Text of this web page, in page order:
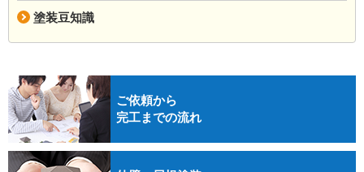
塗装豆知識
ご依頼から
完工までの流れ